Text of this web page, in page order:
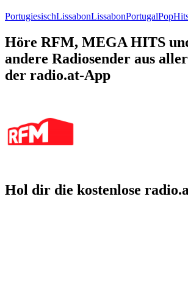
PortugiesischLissabonLissabonPortugalPop
Höre RFM, MEGA HITS
andere Radiosender aus
der radio.at-App
Hol dir die kostenlose